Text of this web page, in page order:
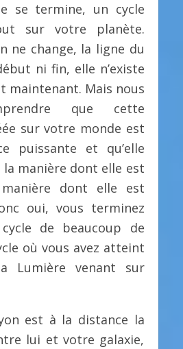
se termine, un cycle
sur votre planète.
ne change, la ligne du
ni fin, elle n’existe
maintenant. Mais nous
que cette
sur votre monde est
puissante et qu’elle
manière dont elle est
dont elle est
oui, vous terminez
de beaucoup de
où vous avez atteint
Lumière venant sur
est à la distance la
lui et votre galaxie,